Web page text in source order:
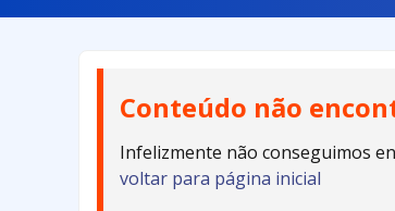
Conteúdo não
Infelizmente não conseguimos
voltar para página inicial